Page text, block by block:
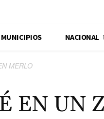
MUNICIPIOS NACIONAL
MERLO
EN UN